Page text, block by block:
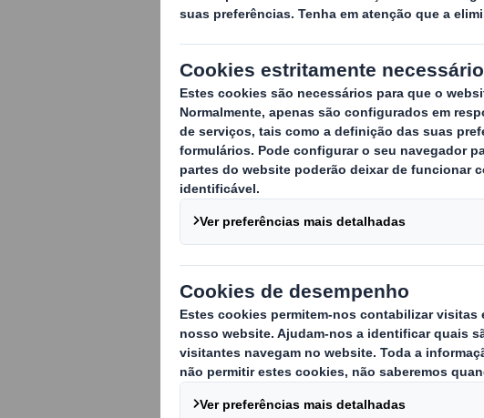
O papel das
moda online
Analisamos o
vendas não param
cada vez mais
procuram novas
mesmo tempo que
ambiente.